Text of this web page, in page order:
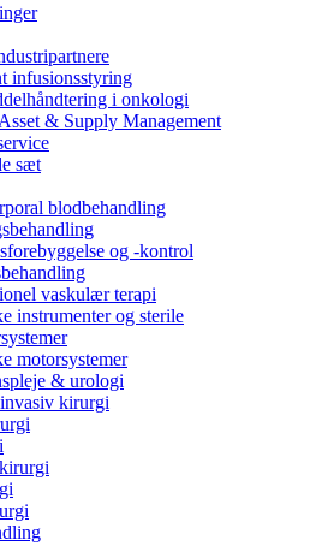
infusionsstyring
i onkologi
& Supply Management
sæt
blodbehandling
og -kontrol
vaskulær terapi
instrumenter og sterile
motorsystemer
& urologi
kirurgi